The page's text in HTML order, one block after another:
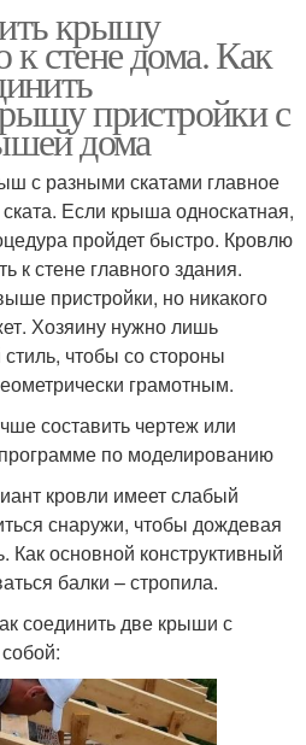
крышу
стене дома. Как
пристройки с
дома
с разными скатами главное
Если крыша односкатная,
пройдет быстро. Кровлю
к стене главного здания.
пристройки, но никакого
Хозяину нужно лишь
чтобы со стороны
грамотным.
составить чертеж или
по моделированию
кровли имеет слабый
снаружи, чтобы дождевая
Как основной конструктивный
балки – стропила.
соединить две крыши с